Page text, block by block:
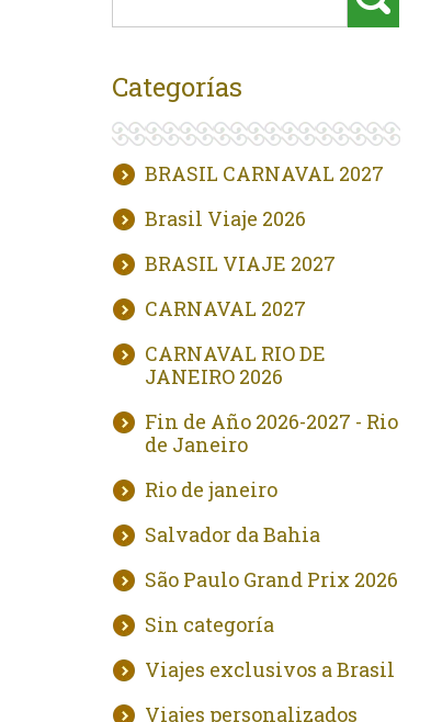
Categorías
BRASIL CARNAVAL 2027
Brasil Viaje 2026
BRASIL VIAJE 2027
CARNAVAL 2027
CARNAVAL RIO DE
JANEIRO 2026
Fin de Año 2026-2027 - Rio
de Janeiro
Rio de janeiro
Salvador da Bahia
São Paulo Grand Prix 2026
Sin categoría
Viajes exclusivos a Brasil
Viajes personalizados